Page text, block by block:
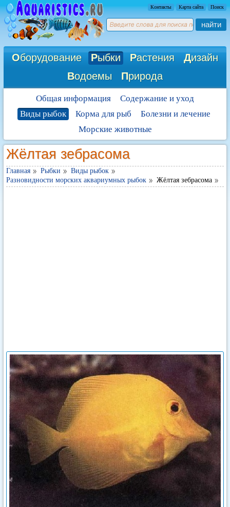
Контакты Карта сайта Поиск
найти
Оборудование Рыбки Растения Дизайн
Водоемы Природа
Общая информация
Содержание и уход
Виды рыбок
Корма для рыб
Болезни и лечение
Морские животные
Жёлтая зебрасома
Главная Рыбки
Виды рыбок
Разновидности морских аквариумных рыбок
Жёлтая зебрасома